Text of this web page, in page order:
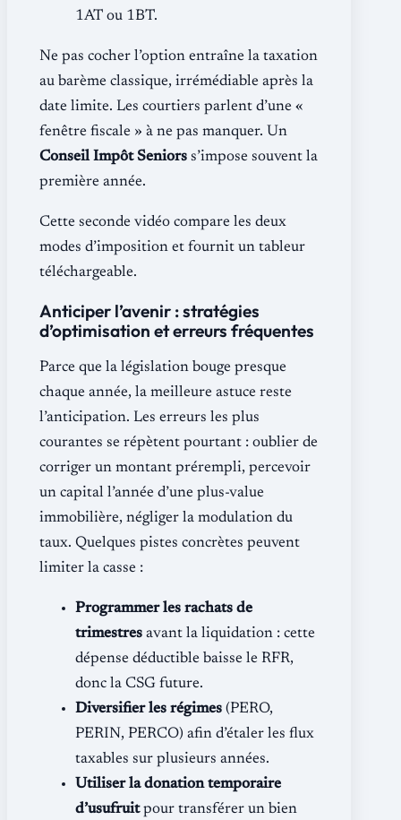
1AT ou 1BT.
Ne pas cocher l’option entraîne la taxation
au barème classique, irrémédiable après la
date limite. Les courtiers parlent d’une «
fenêtre fiscale » à ne pas manquer. Un
Conseil Impôt Seniors s’impose souvent la
première année.
Cette seconde vidéo compare les deux
modes d’imposition et fournit un tableur
téléchargeable.
Anticiper l’avenir : stratégies
d’optimisation et erreurs fréquentes
Parce que la législation bouge presque
chaque année, la meilleure astuce reste
l’anticipation. Les erreurs les plus
courantes se répètent pourtant : oublier de
corriger un montant prérempli, percevoir
un capital l’année d’une plus-value
immobilière, négliger la modulation du
taux. Quelques pistes concrètes peuvent
limiter la casse :
Programmer les rachats de
trimestres avant la liquidation : cette
dépense déductible baisse le RFR,
donc la CSG future.
Diversifier les régimes (PERO,
PERIN, PERCO) afin d’étaler les flux
taxables sur plusieurs années.
Utiliser la donation temporaire
d’usufruitpour transférer un bien